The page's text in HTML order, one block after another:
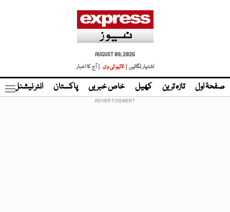
AUGUST 09, 2026
اشتہار لگائیں |
لائیو ٹی وی | آج کا اخبار
صفحۂ اول تازہ ترین کھیل خاص خبریں پاکستان انٹر نیشنل